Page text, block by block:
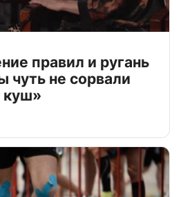
правил и ругань
чуть не сорвали